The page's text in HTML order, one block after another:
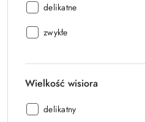
Wielkość
delikatne
Wielkość
zwykłe
Wielkość wisiora
Wielkość
delikatny